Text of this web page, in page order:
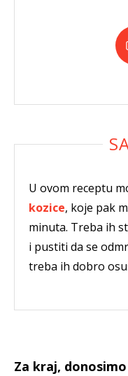
U ovom receptu
kozice, koje pak
minuta. Treba ih
i pustiti da se
treba ih dobro
Za kraj,